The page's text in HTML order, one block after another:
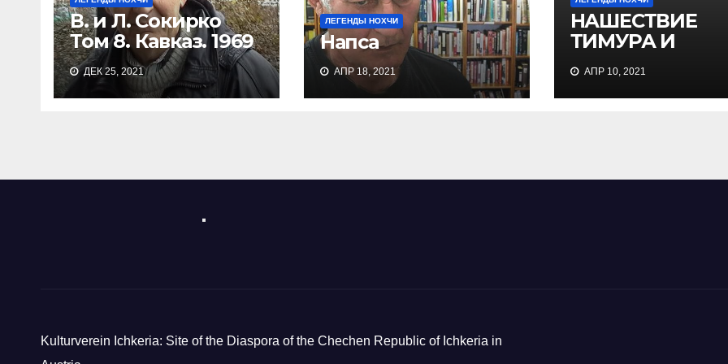
В. и Л. Сокирко
Том 8. Кавказ. 1969
— 1986гг.
Диафильм
«Чеченцы-
ДЕК 25, 2021
ЛЕГЕНДЫ НОХЧИ
Напса
АПР 18, 2021
НАШЕСТВИЕ
ТИМУРА И
БОРЬБА
ЧЕЧЕНЦЕВ ЗА
ЗОЛОТАЯ
АПР 10, 2021
Kulturverein Ichkeria: Site of the Diaspora of the Chechen Republic of Ichkeria in